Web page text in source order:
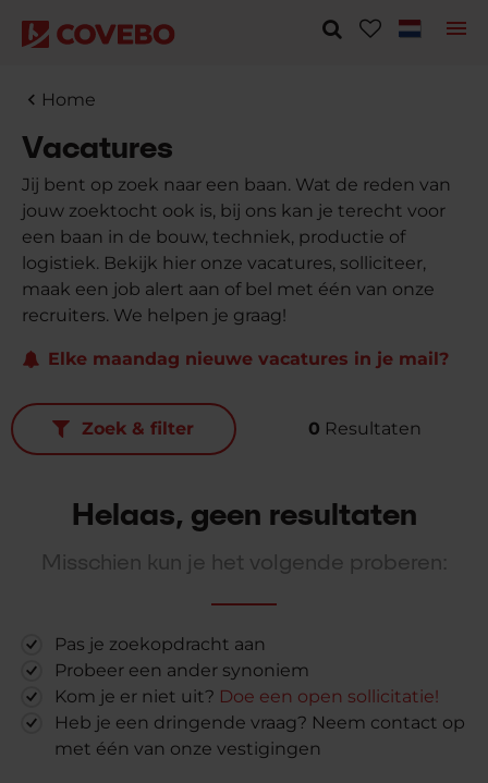
Home
Zoek & filter 0 Resultaten
Vacatures
Jij bent op zoek naar een baan. Wat de reden van
jouw zoektocht ook is, bij ons kan je terecht voor
een baan in de bouw, techniek, productie of
logistiek. Bekijk hier onze vacatures, solliciteer,
maak een job alert aan of bel met één van onze
recruiters. We helpen je graag!
Elke maandag nieuwe vacatures in je mail?
Helaas, geen resultaten
Misschien kun je het volgende proberen:
Pas je zoekopdracht aan
Probeer een ander synoniem
Kom je er niet uit? Doe een open sollicitatie!
Heb je een dringende vraag? Neem contact op
met één van onze vestigingen